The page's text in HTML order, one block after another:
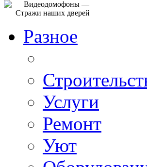
Разное
Услуги
Ремонт
Уют